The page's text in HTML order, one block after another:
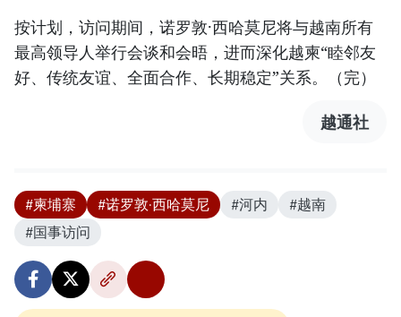
按计划，访问期间，诺罗敦·西哈莫尼将与越南所有
最高领导人举行会谈和会晤，进而深化越柬“睦邻友
好、传统友谊、全面合作、长期稳定”关系。（完）
越通社
#柬埔寨 #诺罗敦·西哈莫尼 #河内
#越南
#国事访问